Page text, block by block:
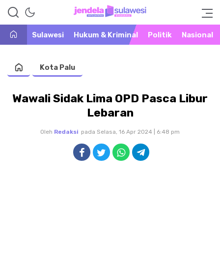
Jendela Sulawesi
Warta Peristiwa di Khatulistiwa
Sulawesi
Hukum & Kriminal Politik Nasional
Kota Palu
Wawali Sidak Lima OPD Pasca Libur
Lebaran
Oleh Redaksi pada Selasa, 16 Apr 2024 | 6:48 pm